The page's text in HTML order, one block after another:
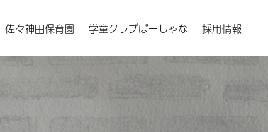
佐々神田保育園 学童クラブぽーしゃな 採用情報